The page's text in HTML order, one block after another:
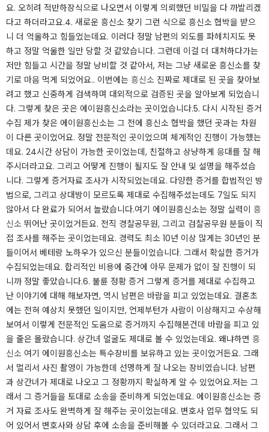
요. 오히려 적반하장식으로 나오면서 이렇게 의뢰했던 비밀을 다 까발리겠
다고 하더라고요. ​4. 새로운 흥신소 찾기 그런 식으로 흥신소 협박을 받으
니 더 억울하고 힘들었는데요. 이러다 정말 남편의 외도를 파헤치지도 못
하고 정말 억울한 일만 당할 것 같았습니다. 그런데 이걸 더 대처하다가는
저만 힘들고 시간을 정말 낭비할 것 같아서, 저는 그냥 새로운 흥신소를 찾
기로 마음 먹게 되었어요.. 이번에는 흥신소 진짜로 제대로 된 곳을 찾아보
려고 했고 신중하게 검색하며 대외적으로 검증된 곳을 알아보게 되었습니
다. 그렇게 찾은 곳은 에이원흥신소라는 곳이었습니다. ​5. 다시 시작된 증거
수집 제가 찾은 에이원흥신소는 그 전에 흥신소 협박을 했던 곳과는 차원
이 다른 곳이었어요. 정말 전문적인 곳이었으며 체계적인 진행이 가능했는
데요. 24시간 상담이 가능한 곳이었는데, 친절하고 상냥하게 응대를 잘 해
주시더라고요. 그리고 어떻게 진행이 될지도 잘 안내 및 설명을 해주셨습
니다. 그렇게 증거자료 조사가 시작되었는데요. 다양한 증거를 합법적인 방
법으로, 그리고 상대방이 모르도록 제대로 수집해주셨는데도 7일도 되지
않아서 다 완료가 되어서 놀랐습니다. ​여기 에이원흥신소는 정말 실력이 흥
신소 뛰어난 곳이었거든요. 전직 경찰공무원, 그리고 검찰공무원 분들이 직
접 조사를 해주는 곳이었는데요. 경력도 최소 10년 이상 많게는 30년인 분
들이어서 베테랑 노하우가 있으신 분들이었습니다. 그래서 확실한 증거가
수집되었는데요. 합리적인 비용에 중간에 아무 문제가 없이 잘 진행이 되
니까 정말 좋았습니다. ​6. 불륜 정황 증거 그렇게 증거를 제대로 수집하고
난 이야기에 대해 해보자면, 역시 남편은 바람을 피고 있었는데요. 결혼초
에는 전혀 예상치 못했던 일이지만, 언제부턴가 사람이 이상해지고 수상해
보여서 이렇게 전문적인 도움으로 증거까지 수집해본건데 바람을 피고 있
을 줄은 몰랐습니다. 상간녀 얼굴도 제대로 볼 수 있었는데요. 왜냐하면 흥
신소 여기 에이원흥신소는 특수장비를 보유하고 있는 곳이었거든요. 그래
서 멀리서 사진 촬영이 가능한데 선명하게 잘 나오는 장비였습니다. 남편
과 상간녀가 제대로 나오고 그 정황까지 확실하게 알 수 있었어요. ​저는 그
래서 그 증거들을 토대로 소송을 준비하게 되었는데요. 에이원흥신소는 증
거 자료 조사도 완벽하게 잘 해주는 곳이었는데요. 변호사 업무 협약도 되
어 있어서 변호사와 상담 후에 소송을 준비해볼 수 있더라고요. 그래서 그